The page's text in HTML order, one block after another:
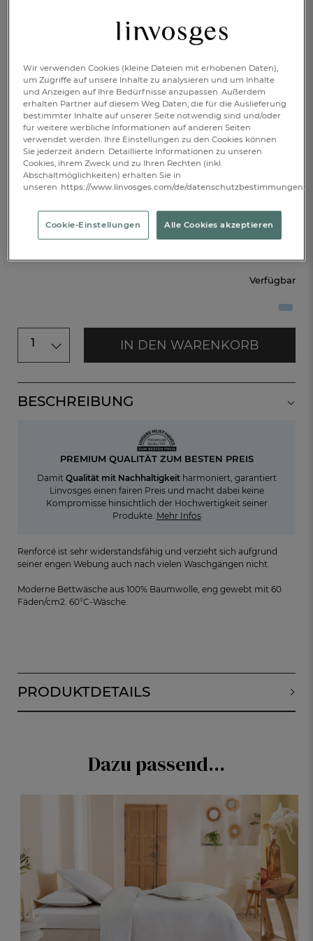
40x80cm 80x80cm
Eine Stickerei hinzufügen
Verfügbar
1 IN DEN WARENKORB
BESCHREIBUNG
PREMIUM QUALITÄT ZUM BESTEN PREIS
Damit Qualität mit Nachhaltigkeitharmoniert, garantiert
Linvosges einen fairen Preis und macht dabei keine
Kompromisse hinsichtlich der Hochwertigkeit seiner
Produkte. Mehr Infos
Renforcé ist sehr widerstandsfähig und verzieht sich aufgrund
seiner engen Webung auch nach vielen Waschgängen nicht.
Moderne Bettwäsche aus 100% Baumwolle, eng gewebt mit 60
Fäden/cm2. 60°C-Wäsche.
PRODUKTDETAILS
Dazu passend...
Wir verwenden Cookies (kleine Dateien mit erhobenen Daten),
um Zugriffe auf unsere Inhalte zu analysieren und um Inhalte
und Anzeigen auf Ihre Bedürfnisse anzupassen. Außerdem
erhalten Partner auf diesem Weg Daten, die für die Auslieferung
bestimmter Inhalte auf unserer Seite notwendig sind und/oder
für weitere werbliche Informationen auf anderen Seiten
verwendet werden. Ihre Einstellungen zu den Cookies können
Sie jederzeit ändern. Detaillierte Informationen zu unseren
Cookies, ihrem Zweck und zu Ihren Rechten (inkl.
Abschaltmöglichkeiten) erhalten Sie in
unseren https://www.linvosges.com/de/
Cookie-Einstellungen Alle Cookies akzeptieren